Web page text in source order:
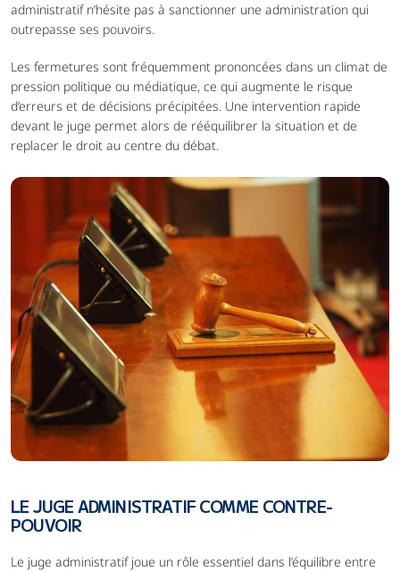
administratif n’hésite pas à sanctionner une administration qui
outrepasse ses pouvoirs.
Les fermetures sont fréquemment prononcées dans un climat de
pression politique ou médiatique, ce qui augmente le risque
d’erreurs et de décisions précipitées. Une intervention rapide
devant le juge permet alors de rééquilibrer la situation et de
replacer le droit au centre du débat.
LE JUGE ADMINISTRATIF COMME CONTRE-
POUVOIR
Le juge administratif joue un rôle essentiel dans l’équilibre entre